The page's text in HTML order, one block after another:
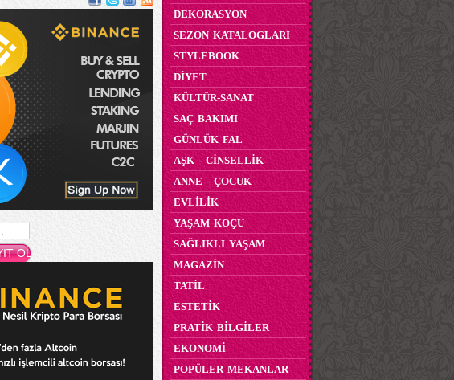
DEKORASYON
SEZON KATALOGLARI
STYLEBOOK
DİYET
KÜLTÜR-SANAT
SAÇ BAKIMI
GÜNLÜK FAL
AŞK - CİNSELLİK
ANNE - ÇOCUK
EVLİLİK
YAŞAM KOÇU
SAĞLIKLI YAŞAM
MAGAZİN
TATİL
ESTETİK
PRATİK BİLGİLER
EKONOMİ
POPÜLER MEKANLAR